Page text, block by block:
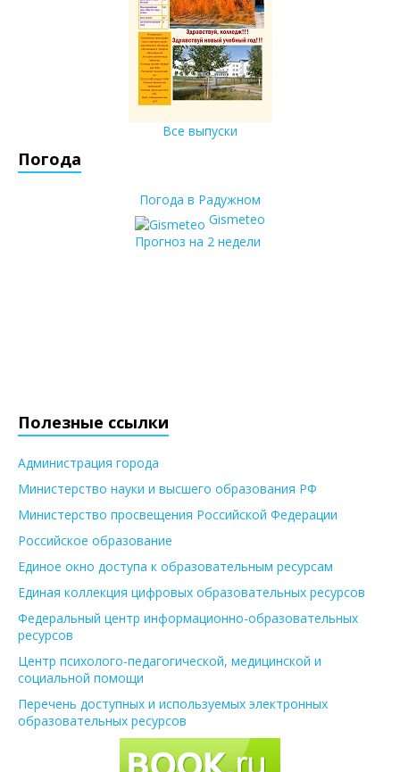
Все выпуски
Погода
Погода в Радужном
Gismeteo
Прогноз на 2 недели
Полезные ссылки
Администрация города
Министерство науки и высшего образования РФ
Министерство просвещения Российской Федерации
Российское образование
Единое окно доступа к образовательным ресурсам
Единая коллекция цифровых образовательных ресурсов
Федеральный центр информационно-образовательных
ресурсов
Центр психолого-педагогической, медицинской и
социальной помощи
Перечень доступных и используемых электронных
образовательных ресурсов